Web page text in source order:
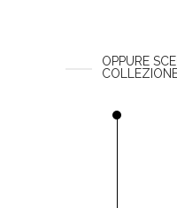
OPPURE